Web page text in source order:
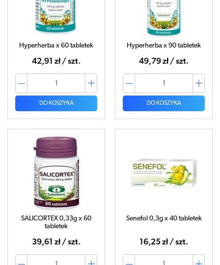
Hyperherba x 60 tabletek
42,91 zł / szt.
DO KOSZYKA
Hyperherba x 90 tabletek
49,79 zł / szt.
DO KOSZYKA
SALICORTEX 0,33g x 60
tabletek
39,61 zł / szt.
Senefol 0,3g x 40 tabletek
16,25 zł / szt.